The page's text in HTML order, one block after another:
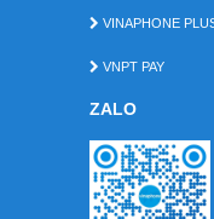
VINAPHONE
VNPT PAY
ZALO